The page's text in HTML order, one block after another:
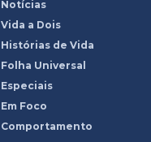
Notícias
Vida a Dois
Histórias de Vida
Folha Universal
Especiais
Em Foco
Comportamento